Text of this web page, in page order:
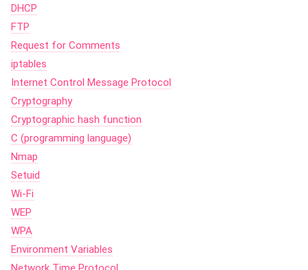
DHCP
FTP
Request for Comments
iptables
Internet Control Message Protocol
Cryptography
Cryptographic hash function
C (programming language)
Nmap
Setuid
Wi-Fi
WEP
WPA
Environment Variables
Network Time Protocol